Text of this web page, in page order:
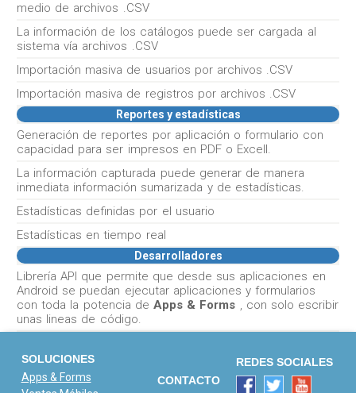
medio de archivos .CSV
La información de los catálogos puede ser cargada al
sistema vía archivos .CSV
Importación masiva de usuarios por archivos .CSV
Importación masiva de registros por archivos .CSV
Reportes y estadísticas
Generación de reportes por aplicación o formulario con
capacidad para ser impresos en PDF o Excell.
La información capturada puede generar de manera
inmediata información sumarizada y de estadísticas.
Estadísticas definidas por el usuario
Estadísticas en tiempo real
Desarrolladores
Librería API que permite que desde sus aplicaciones en
Android se puedan ejecutar aplicaciones y formularios
con toda la potencia de Apps & Forms , con solo escribir
unas lineas de código.
SOLUCIONES
Apps & Forms
CONTACTO
REDES SOCIALES